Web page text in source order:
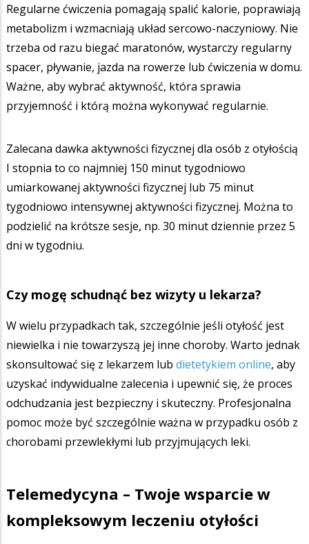
Regularne ćwiczenia pomagają spalić kalorie, poprawiają
metabolizm i wzmacniają układ sercowo-naczyniowy. Nie
trzeba od razu biegać maratonów, wystarczy regularny
spacer, pływanie, jazda na rowerze lub ćwiczenia w domu.
Ważne, aby wybrać aktywność, która sprawia
przyjemność i którą można wykonywać regularnie.
Zalecana dawka aktywności fizycznej dla osób z otyłością
I stopnia to co najmniej 150 minut tygodniowo
umiarkowanej aktywności fizycznej lub 75 minut
tygodniowo intensywnej aktywności fizycznej. Można to
podzielić na krótsze sesje, np. 30 minut dziennie przez 5
dni w tygodniu.
Czy mogę schudnąć bez wizyty u lekarza?
W wielu przypadkach tak, szczególnie jeśli otyłość jest
niewielka i nie towarzyszą jej inne choroby. Warto jednak
skonsultować się z lekarzem lub dietetykiem online, aby
uzyskać indywidualne zalecenia i upewnić się, że proces
odchudzania jest bezpieczny i skuteczny. Profesjonalna
pomoc może być szczególnie ważna w przypadku osób z
chorobami przewlekłymi lub przyjmujących leki.
Telemedycyna – Twoje wsparcie w
kompleksowym leczeniu otyłości